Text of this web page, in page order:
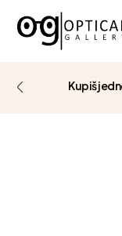
Kupiš